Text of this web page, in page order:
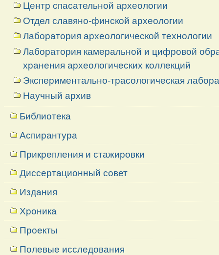
Центр спасательной археологии
Отдел славяно-финской археологии
Лаборатория археологической технологии
Лаборатория камеральной и цифровой
хранения археологических коллекций
Экспериментально-трасологическая
Научный архив
Библиотека
Аспирантура
Прикрепления и стажировки
Диссертационный совет
Издания
Хроника
Проекты
Полевые исследования